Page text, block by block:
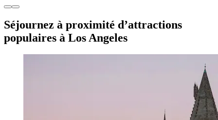
Séjournez à proximité d’attractions
populaires à Los Angeles